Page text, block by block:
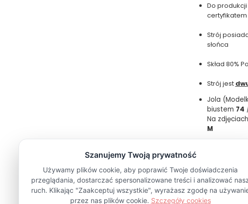
Do produkcji
certyfikatem
Strój
słońca
Skład 80%
Strój jest
Jola
biustem 74
Na
M
Parametry
Kolor
Pytania i